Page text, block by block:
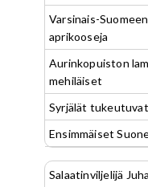
Varsinais-
aprikooseja
Aurinkopuiston
mehiläiset
Syrjälät
Ensimmäiset
Salaatinviljelijä